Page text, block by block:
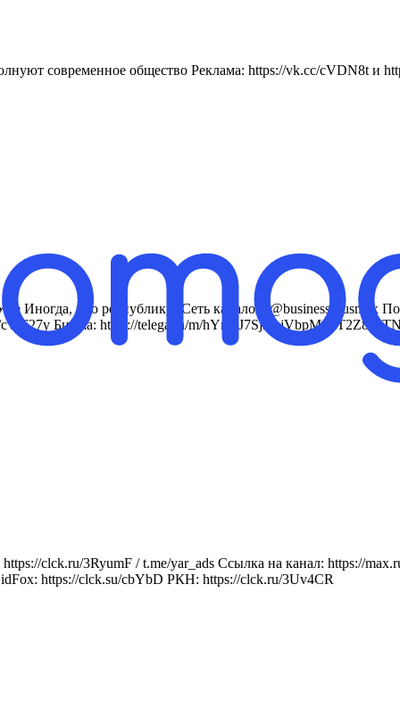
современное общество Реклама: https://vk.cc/cVDN8t и
про республику! Сеть каналов: @business_rusmax
Биржа: https://telega.in/m/
clck.ru/3RyumF / t.me/yar_ads Ссылка на канал: https://
https://clck.su/cbYbD РКН: https://clck.ru/3Uv4CR